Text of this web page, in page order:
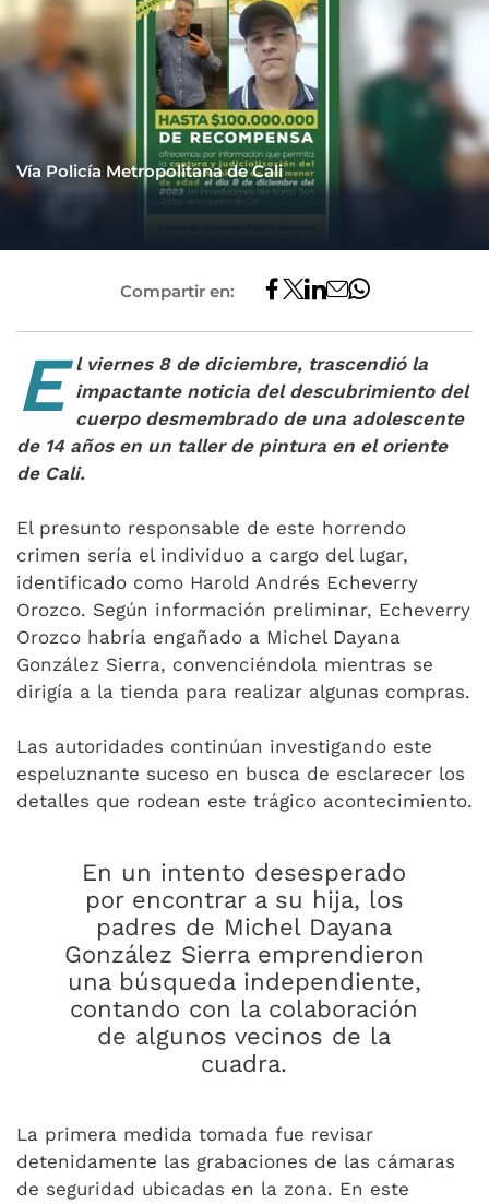
Vía Policía Metropolitana de Cali
Compartir en:
E l viernes 8 de diciembre, trascendió la
impactante noticia del descubrimiento del
cuerpo desmembrado de una adolescente
de 14 años en un taller de pintura en el oriente
de Cali.
El presunto responsable de este horrendo
crimen sería el individuo a cargo del lugar,
identificado como Harold Andrés Echeverry
Orozco. Según información preliminar, Echeverry
Orozco habría engañado a Michel Dayana
González Sierra, convenciéndola mientras se
dirigía a la tienda para realizar algunas compras.
Las autoridades continúan investigando este
espeluznante suceso en busca de esclarecer los
detalles que rodean este trágico acontecimiento.
En un intento desesperado
por encontrar a su hija, los
padres de Michel Dayana
González Sierra emprendieron
una búsqueda independiente,
contando con la colaboración
de algunos vecinos de la
cuadra.
La primera medida tomada fue revisar
detenidamente las grabaciones de las cámaras
de seguridad ubicadas en la zona. En este